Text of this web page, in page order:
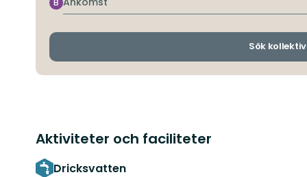
B
Sök
Aktiviteter och faciliteter
Dricksvatten